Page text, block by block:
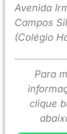
Avenida
Campos
(Colégio
Para
clique